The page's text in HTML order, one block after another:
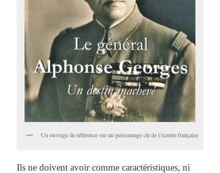
Un ouvrage de référence sur un personnage clé de l’Armée française
Ils ne doivent avoir comme caractéristiques, ni